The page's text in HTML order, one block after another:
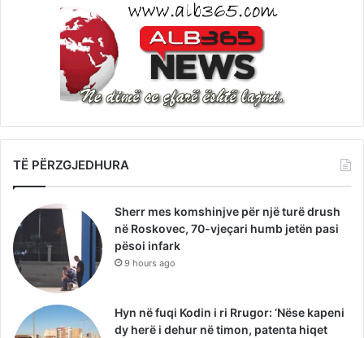
TË PËRZGJEDHURA
Sherr mes komshinjve për një turë drush
në Roskovec, 70-vjeçari humb jetën pasi
pësoi infark
9 hours ago
Hyn në fuqi Kodin i ri Rrugor: ‘Nëse kapeni
dy herë i dehur në timon, patenta hiqet